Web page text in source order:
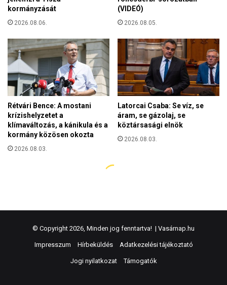
© Copyright 2026, Minden jog fenntartva! | Vasárnap.hu
Impresszum Hírbeküldés Adatkezelési tájékoztató
Jogi nyilatkozat Támogatók